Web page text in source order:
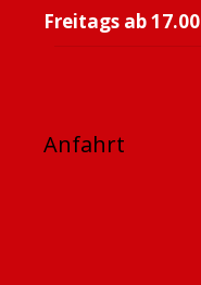
Freitags ab 17.00
Anfahrt